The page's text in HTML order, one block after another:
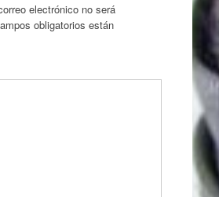
electrónico no será
obligatorios están